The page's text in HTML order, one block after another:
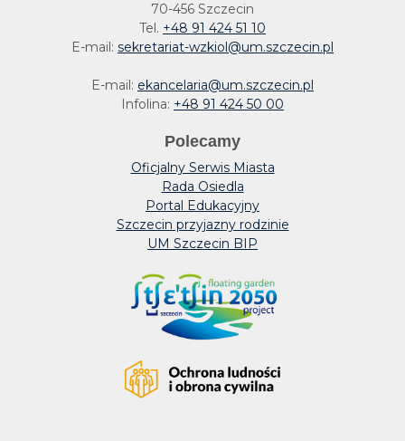
70-456 Szczecin
Tel. +48 91 424 51 10
E-mail: sekretariat-wzkiol@um.szczecin.pl
E-mail: ekancelaria@um.szczecin.pl
Infolina: +48 91 424 50 00
Polecamy
Oficjalny Serwis Miasta
Rada Osiedla
Portal Edukacyjny
Szczecin przyjazny rodzinie
UM Szczecin BIP